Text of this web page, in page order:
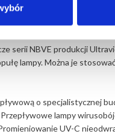
Wprowadź
serii NBVE produkcji
lampy. Można je
o specjalistycznej
lampy
UV-C